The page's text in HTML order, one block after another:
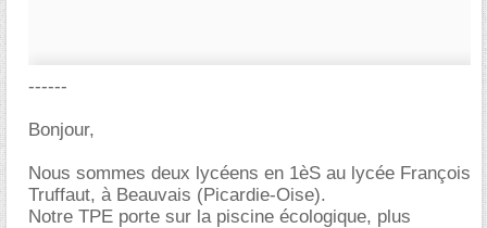
------
Bonjour,
Nous sommes deux lycéens en 1èS au lycée François
Truffaut, à Beauvais (Picardie-Oise).
Notre TPE porte sur la piscine écologique, plus